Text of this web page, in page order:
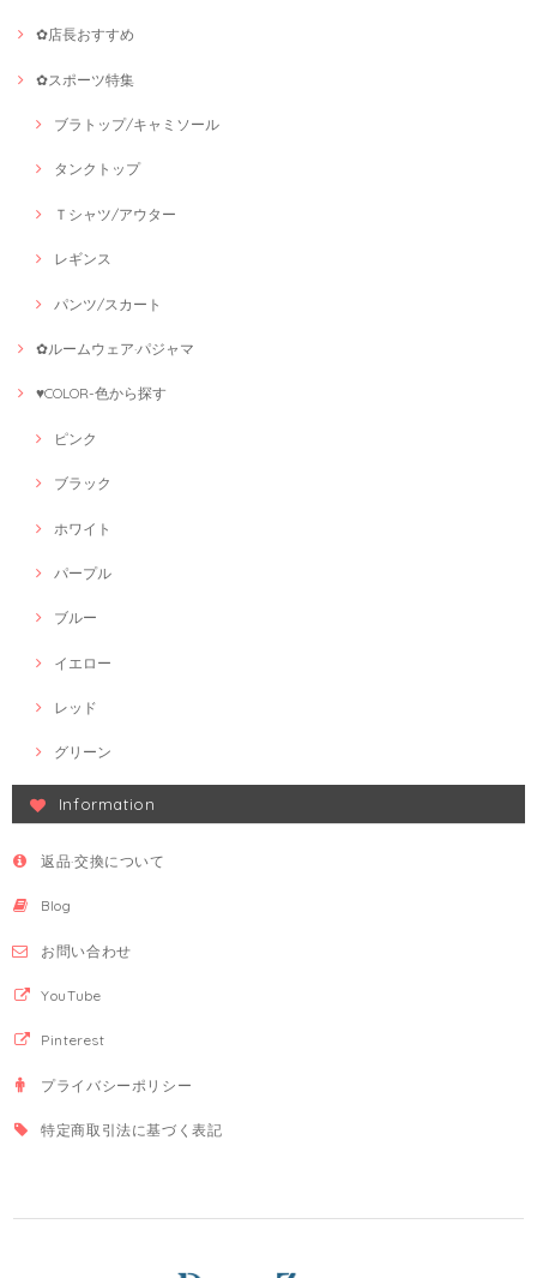
✿店長おすすめ
✿スポーツ特集
ブラトップ/キャミソール
タンクトップ
Ｔシャツ/アウター
レギンス
パンツ/スカート
✿ルームウェア·パジャマ
♥COLOR-色から探す
ピンク
ブラック
ホワイト
パープル
ブルー
イエロー
レッド
グリーン
Information
返品·交換について
Blog
お問い合わせ
YouTube
Pinterest
プライバシーポリシー
特定商取引法に基づく表記